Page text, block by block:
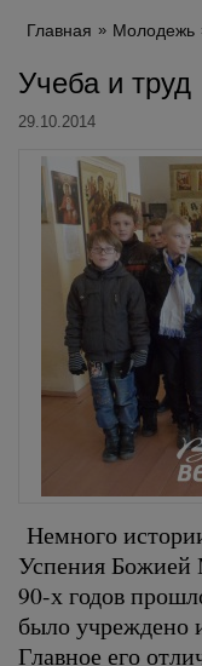
Главная Молодежь
Учеба и труд
29.10.2014
Немного
Успения Божией
90-х годов
было учреждено
Главное его